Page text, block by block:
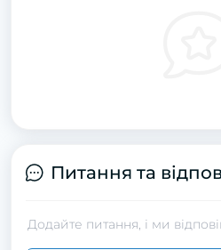
Питання та
Додайте питання, і ми